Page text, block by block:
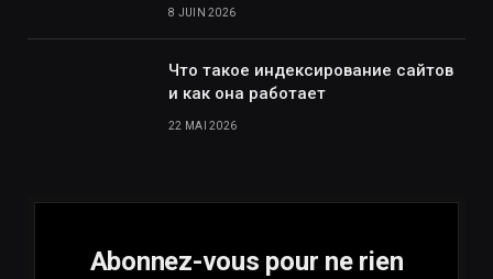
8 JUIN 2026
Что такое индексирование сайтов
и как она работает
22 MAI 2026
Abonnez-vous pour ne rien